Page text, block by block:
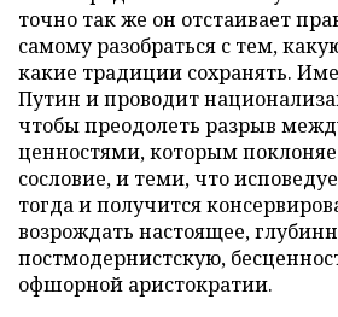
точно так же он отстаивает
самому разобраться с тем,
какие традиции сохранять.
Путин и проводит
чтобы преодолеть разрыв
ценностями, которым
сословие, и теми, что
тогда и получится
возрождать настоящее,
постмодернистскую,
офшорной аристократии.